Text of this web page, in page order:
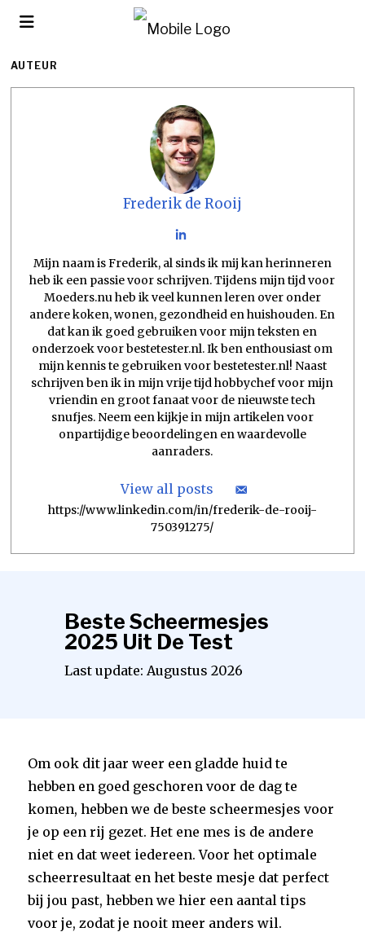
AUTEUR
Frederik de Rooij
Mijn naam is Frederik, al sinds ik mij kan herinneren
heb ik een passie voor schrijven. Tijdens mijn tijd voor
Moeders.nu heb ik veel kunnen leren over onder
andere koken, wonen, gezondheid en huishouden. En
dat kan ik goed gebruiken voor mijn teksten en
onderzoek voor bestetester.nl. Ik ben enthousiast om
mijn kennis te gebruiken voor bestetester.nl! Naast
schrijven ben ik in mijn vrije tijd hobbychef voor mijn
vriendin en groot fanaat voor de nieuwste tech
snufjes. Neem een kijkje in mijn artikelen voor
onpartijdige beoordelingen en waardevolle
aanraders.
View all posts
https://www.linkedin.com/in/frederik-de-rooij-
750391275/
Beste Scheermesjes
2025 Uit De Test
Last update: Augustus 2026
Om ook dit jaar weer een gladde huid te
hebben en goed geschoren voor de dag te
komen, hebben we de beste scheermesjes voor
je op een rij gezet. Het ene mes is de andere
niet en dat weet iedereen. Voor het optimale
scheerresultaat en het beste mesje dat perfect
bij jou past, hebben we hier een aantal tips
voor je, zodat je nooit meer anders wil.